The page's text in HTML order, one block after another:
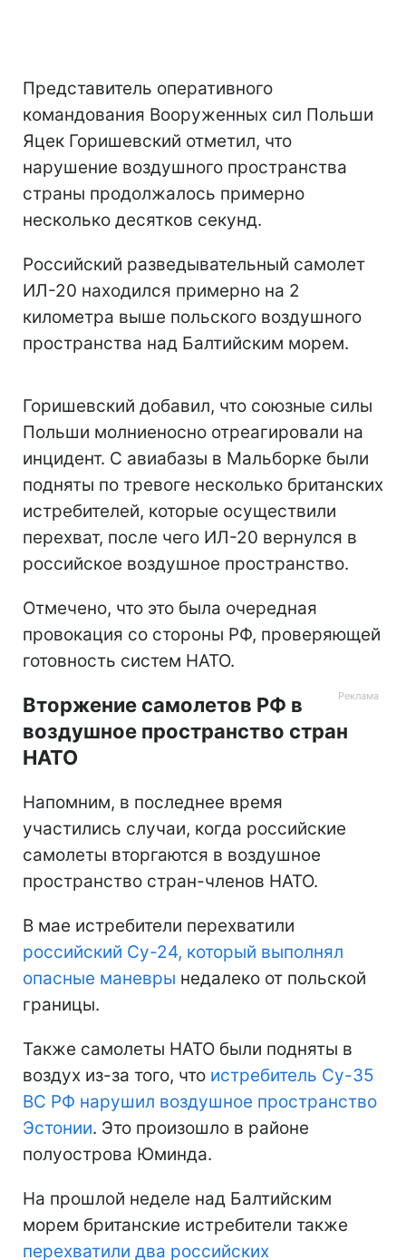
Представитель оперативного
командования Вооруженных сил Польши
Яцек Горишевский отметил, что
нарушение воздушного пространства
страны продолжалось примерно
несколько десятков секунд.
Российский разведывательный самолет
ИЛ-20 находился примерно на 2
километра выше польского воздушного
пространства над Балтийским морем.
Play
Video
Горишевский добавил, что союзные силы
Польши молниеносно отреагировали на
инцидент. С авиабазы в Мальборке были
подняты по тревоге несколько британских
истребителей, которые осуществили
перехват, после чего ИЛ-20 вернулся в
российское воздушное пространство.
Отмечено, что это была очередная
провокация со стороны РФ, проверяющей
готовность систем НАТО.
воздушное пространство стран
НАТО
Напомним, в последнее время
самолеты вторгаются в воздушное
пространство стран-членов НАТО.
В мае истребители перехватили
российский Су-24, который выполнял
границы.
Также самолеты НАТО были подняты в